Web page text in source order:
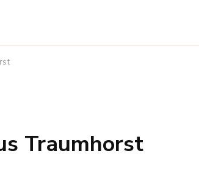
Traumhorst